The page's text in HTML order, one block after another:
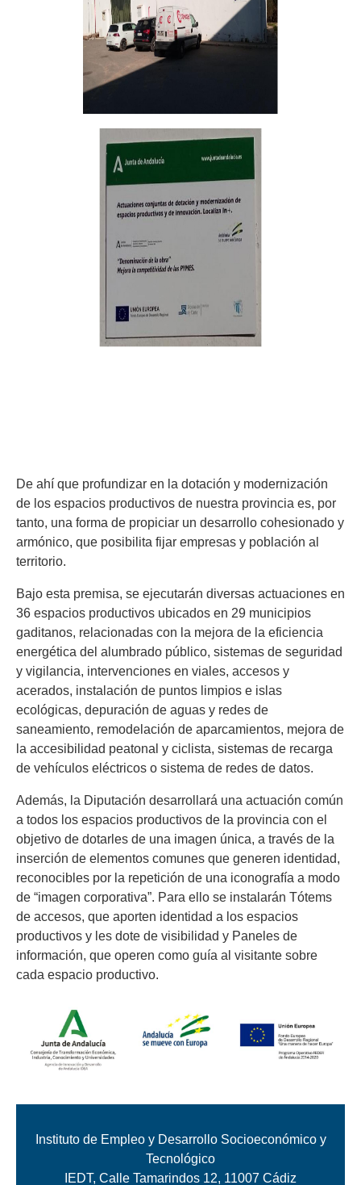
De ahí que profundizar en la dotación y modernización
de los espacios productivos de nuestra provincia es, por
tanto, una forma de propiciar un desarrollo cohesionado y
armónico, que posibilita fijar empresas y población al
territorio.
Bajo esta premisa, se ejecutarán diversas actuaciones en
36 espacios productivos ubicados en 29 municipios
gaditanos, relacionadas con la mejora de la eficiencia
energética del alumbrado público, sistemas de seguridad
y vigilancia, intervenciones en viales, accesos y
acerados, instalación de puntos limpios e islas
ecológicas, depuración de aguas y redes de
saneamiento, remodelación de aparcamientos, mejora de
la accesibilidad peatonal y ciclista, sistemas de recarga
de vehículos eléctricos o sistema de redes de datos.
Además, la Diputación desarrollará una actuación común
a todos los espacios productivos de la provincia con el
objetivo de dotarles de una imagen única, a través de la
inserción de elementos comunes que generen identidad,
reconocibles por la repetición de una iconografía a modo
de “imagen corporativa”. Para ello se instalarán Tótems
de accesos, que aporten identidad a los espacios
productivos y les dote de visibilidad y Paneles de
información, que operen como guía al visitante sobre
cada espacio productivo.
Instituto de Empleo y Desarrollo Socioeconómico y
Tecnológico
IEDT, Calle Tamarindos 12, 11007 Cádiz